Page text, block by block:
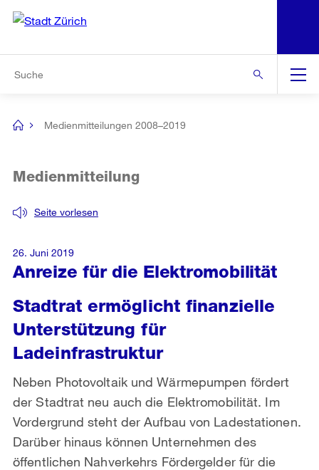
Navigation
[no
Medienmitteilungen 2008–2019
Anreize für die Elektromobilität
Seite vorlesen
Medienmitteilung
Stadtrat ermöglicht finanzielle
Unterstützung für
Ladeinfrastruktur
Neben Photovoltaik und Wärmepumpen fördert
der Stadtrat neu auch die Elektromobilität. Im
Vordergrund steht der Aufbau von Ladestationen.
Darüber hinaus können Unternehmen des
öffentlichen Nahverkehrs Fördergelder für die
26. Juni 2019